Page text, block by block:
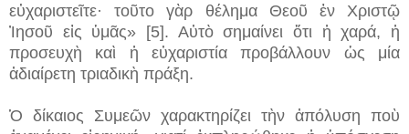
εὐχαριστεῖτε· τοῦτο γὰρ θέλημα Θεοῦ ἐν Χριστῷ
Ἰησοῦ εἰς ὑμᾶς» [5]. Αὐτὸ σημαίνει ὅτι ἡ χαρά, ἡ
προσευχὴ καὶ ἡ εὐχαριστία προβάλλουν ὡς μία
ἀδιαίρετη τριαδικὴ πράξη.
Ὁ δίκαιος Συμεῶν χαρακτηρίζει τὴν ἀπόλυση ποὺ